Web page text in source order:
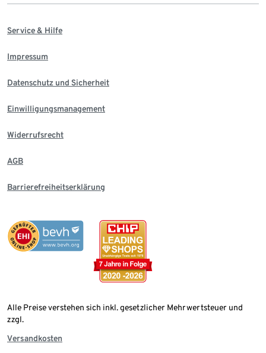
Service & Hilfe
Impressum
Datenschutz und Sicherheit
Einwilligungsmanagement
Widerrufsrecht
AGB
Barrierefreiheitserklärung
Alle Preise verstehen sich inkl. gesetzlicher Mehrwertsteuer und
zzgl.
Versandkosten